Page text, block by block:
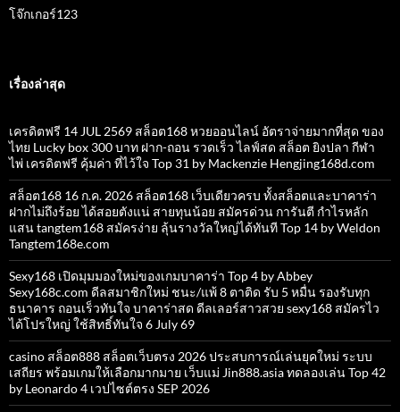
โจ๊กเกอร์123
เรื่องล่าสุด
เครดิตฟรี 14 JUL 2569 สล็อต168 หวยออนไลน์ อัตราจ่ายมากที่สุด ของ
ไทย Lucky box 300 บาท ฝาก-ถอน รวดเร็ว ไลฟ์สด สล็อต ยิงปลา กีฬา
ไพ่ เครดิตฟรี คุ้มค่า ที่ไว้ใจ Top 31 by Mackenzie Hengjing168d.com
สล็อต168 16 ก.ค. 2026 สล็อต168 เว็บเดียวครบ ทั้งสล็อตและบาคาร่า
ฝากไม่ถึงร้อย ได้สอยตังแน่ สายทุนน้อย สมัครด่วน การันตี กำไรหลัก
แสน tangtem168 สมัครง่าย ลุ้นรางวัลใหญ่ได้ทันที Top 14 by Weldon
Tangtem168e.com
Sexy168 เปิดมุมมองใหม่ของเกมบาคาร่า Top 4 by Abbey
Sexy168c.com ดีลสมาชิกใหม่ ชนะ/แพ้ 8 ตาติด รับ 5 หมื่น รองรับทุก
ธนาคาร ถอนเร็วทันใจ บาคาร่าสด ดีลเลอร์สาวสวย sexy168 สมัครไว
ได้โปรใหญ่ ใช้สิทธิ์ทันใจ 6 July 69
casino สล็อต888 สล็อตเว็บตรง 2026 ประสบการณ์เล่นยุคใหม่ ระบบ
เสถียร พร้อมเกมให้เลือกมากมาย เว็บแม่ Jin888.asia ทดลองเล่น Top 42
by Leonardo 4 เวปไซต์ตรง SEP 2026